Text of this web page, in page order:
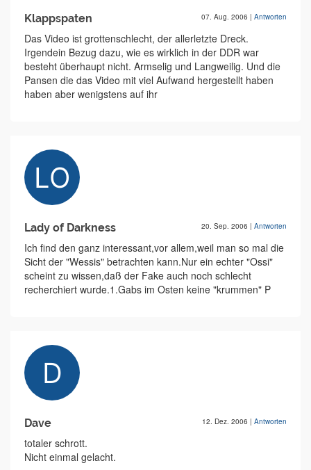
Klappspaten 07. Aug. 2006 | Antworten
Das Video ist grottenschlecht, der allerletzte Dreck.
Irgendein Bezug dazu, wie es wirklich in der DDR war
besteht überhaupt nicht. Armselig und Langweilig. Und die
Pansen die das Video mit viel Aufwand hergestellt haben
haben aber wenigstens auf ihr
Lady of Darkness 20. Sep. 2006 | Antworten
Ich find den ganz interessant,vor allem,weil man so mal die
Sicht der "Wessis" betrachten kann.Nur ein echter "Ossi"
scheint zu wissen,daß der Fake auch noch schlecht
recherchiert wurde.1.Gabs im Osten keine "krummen" P
Dave 12. Dez. 2006 | Antworten
totaler schrott.
Nicht einmal gelacht.